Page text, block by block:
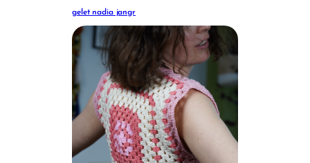
gelet nadia jangr